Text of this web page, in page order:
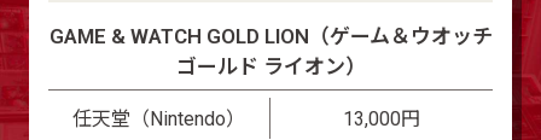
GAME & WATCH GOLD LION（ゲーム＆ウオッチ
ゴールド ライオン）
任天堂（Nintendo） 13,000円